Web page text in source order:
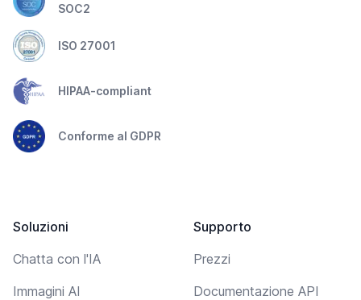
SOC2
ISO 27001
HIPAA-compliant
Conforme al GDPR
Soluzioni
Chatta con l'IA
Immagini AI
Supporto
Prezzi
Documentazione API